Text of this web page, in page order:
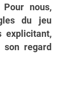
nous,
du jeu
explicitant,
regard